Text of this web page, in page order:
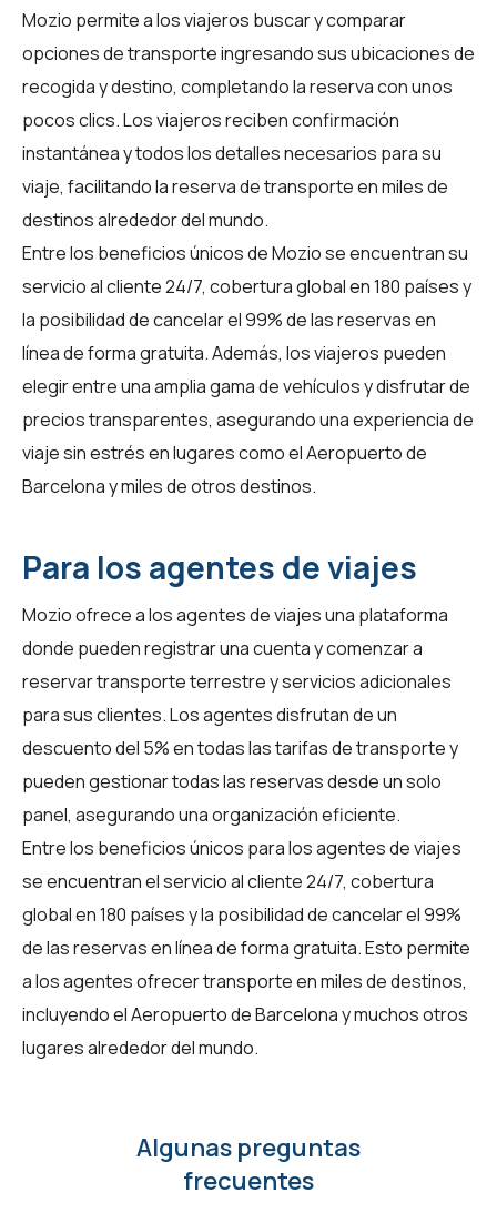
Mozio permite a los viajeros buscar y comparar
opciones de transporte ingresando sus ubicaciones de
recogida y destino, completando la reserva con unos
pocos clics. Los viajeros reciben confirmación
instantánea y todos los detalles necesarios para su
viaje, facilitando la reserva de transporte en miles de
destinos alrededor del mundo.
Entre los beneficios únicos de Mozio se encuentran su
servicio al cliente 24/7, cobertura global en 180 países y
la posibilidad de cancelar el 99% de las reservas en
línea de forma gratuita. Además, los viajeros pueden
elegir entre una amplia gama de vehículos y disfrutar de
precios transparentes, asegurando una experiencia de
viaje sin estrés en lugares como elAeropuerto de
Barcelonay miles de otros destinos.
Para los agentes de viajes
Mozio ofrece a losagentes de viajesuna plataforma
donde pueden registrar una cuenta y comenzar a
reservar transporte terrestre y servicios adicionales
para sus clientes. Los agentes disfrutan de un
descuento del 5% en todas las tarifas de transporte y
pueden gestionar todas las reservas desde un solo
panel, asegurando una organización eficiente.
Entre los beneficios únicos para losagentes de viajes
se encuentran el servicio al cliente 24/7, cobertura
global en 180 países y la posibilidad de cancelar el 99%
de las reservas en línea de forma gratuita. Esto permite
a los agentes ofrecer transporte en miles de destinos,
incluyendo el Aeropuerto de Barcelona y muchos otros
lugares alrededor del mundo.
Algunas preguntas
frecuentes